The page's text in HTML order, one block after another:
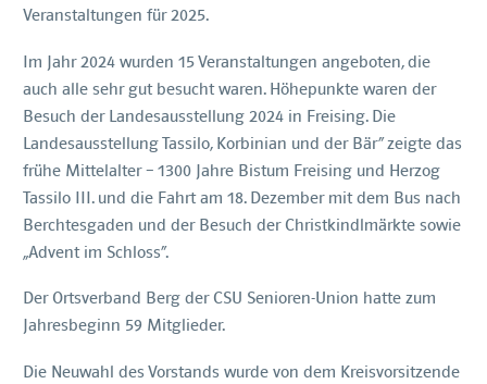
Veranstaltungen für 2025.
Im Jahr 2024 wurden 15 Veranstaltungen angeboten, die
auch alle sehr gut besucht waren. Höhepunkte waren der
Besuch der Landesausstellung 2024 in Freising. Die
Landesausstellung Tassilo, Korbinian und der Bär“ zeigte das
frühe Mittelalter – 1300 Jahre Bistum Freising und Herzog
Tassilo III. und die Fahrt am 18. Dezember mit dem Bus nach
Berchtesgaden und der Besuch der Christkindlmärkte sowie
„Advent im Schloss“.
Der Ortsverband Berg der CSU Senioren-Union hatte zum
Jahresbeginn 59 Mitglieder.
Die Neuwahl des Vorstands wurde von dem Kreisvorsitzende